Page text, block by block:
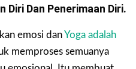
Diri Dan Penerimaan Diri.
emosi danYoga adalah
memproses semuanya